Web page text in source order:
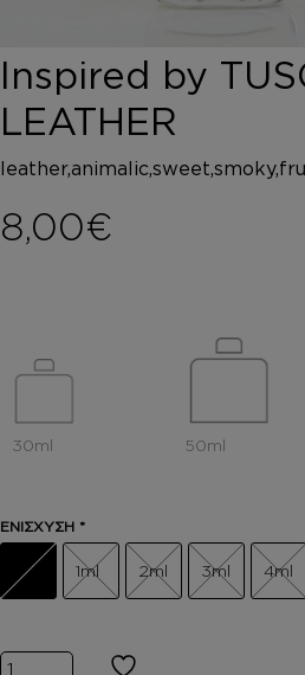
HOROMIA
SPECIAL OFFERS
ΚΑΛΑΘΙ
Inspired by
LEATHER
8,00€
ΕΝΙΣΧΥΣΗ *
1ml 2ml 3ml 4ml
Inspired by TUSCAN LEATHER